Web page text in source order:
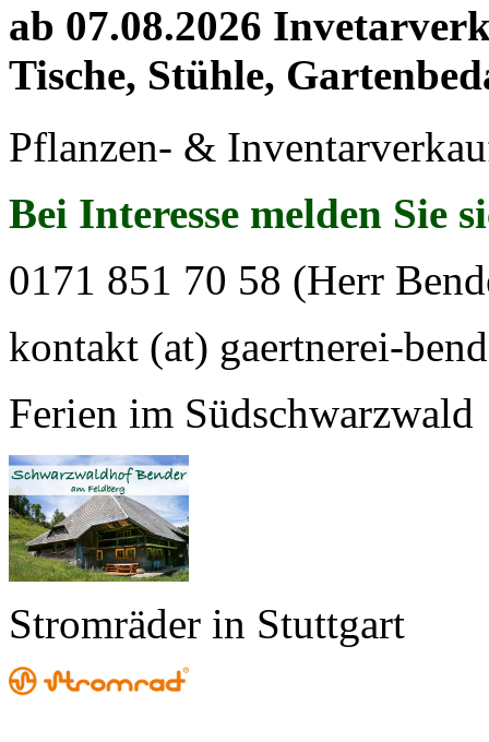
ab 07.08.2026
Tische, Stühle,
Pflanzen- &
Bei Interesse melden Sie
0171 851 70 58 (Herr
kontakt (at) gaertnerei-
Ferien im Südschwarzwald
Stromräder in Stuttgart